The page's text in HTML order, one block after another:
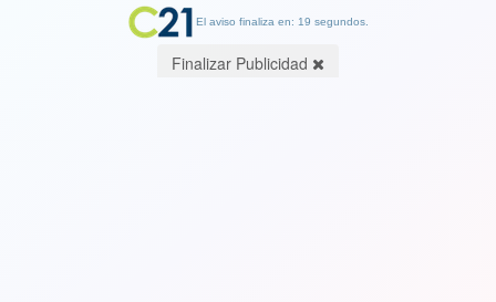
El aviso finaliza en: 19 segundos.
Finalizar Publicidad